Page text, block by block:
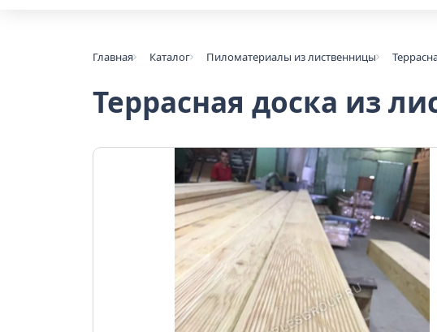
Главная Каталог Пиломатериалы из лиственницы
Террасная доска из